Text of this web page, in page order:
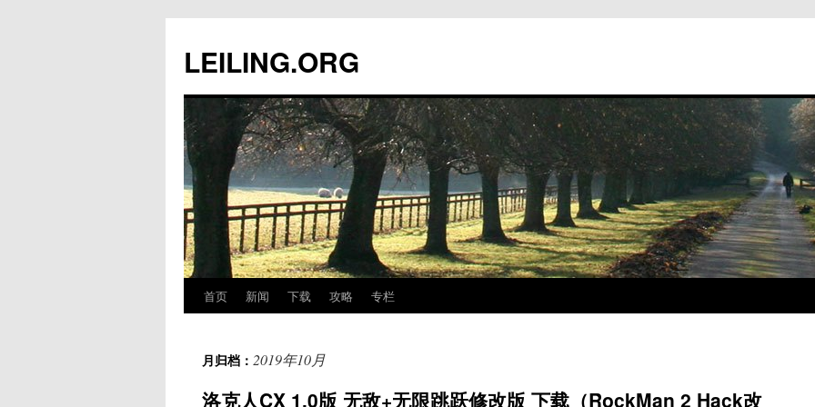
文
LEILING.ORG
首页 新闻 下载 攻略 专栏
月归档： 2019年10月
洛克人CX 1.0版 无敌+无限跳跃修改版 下载（RockMan 2 Hack改